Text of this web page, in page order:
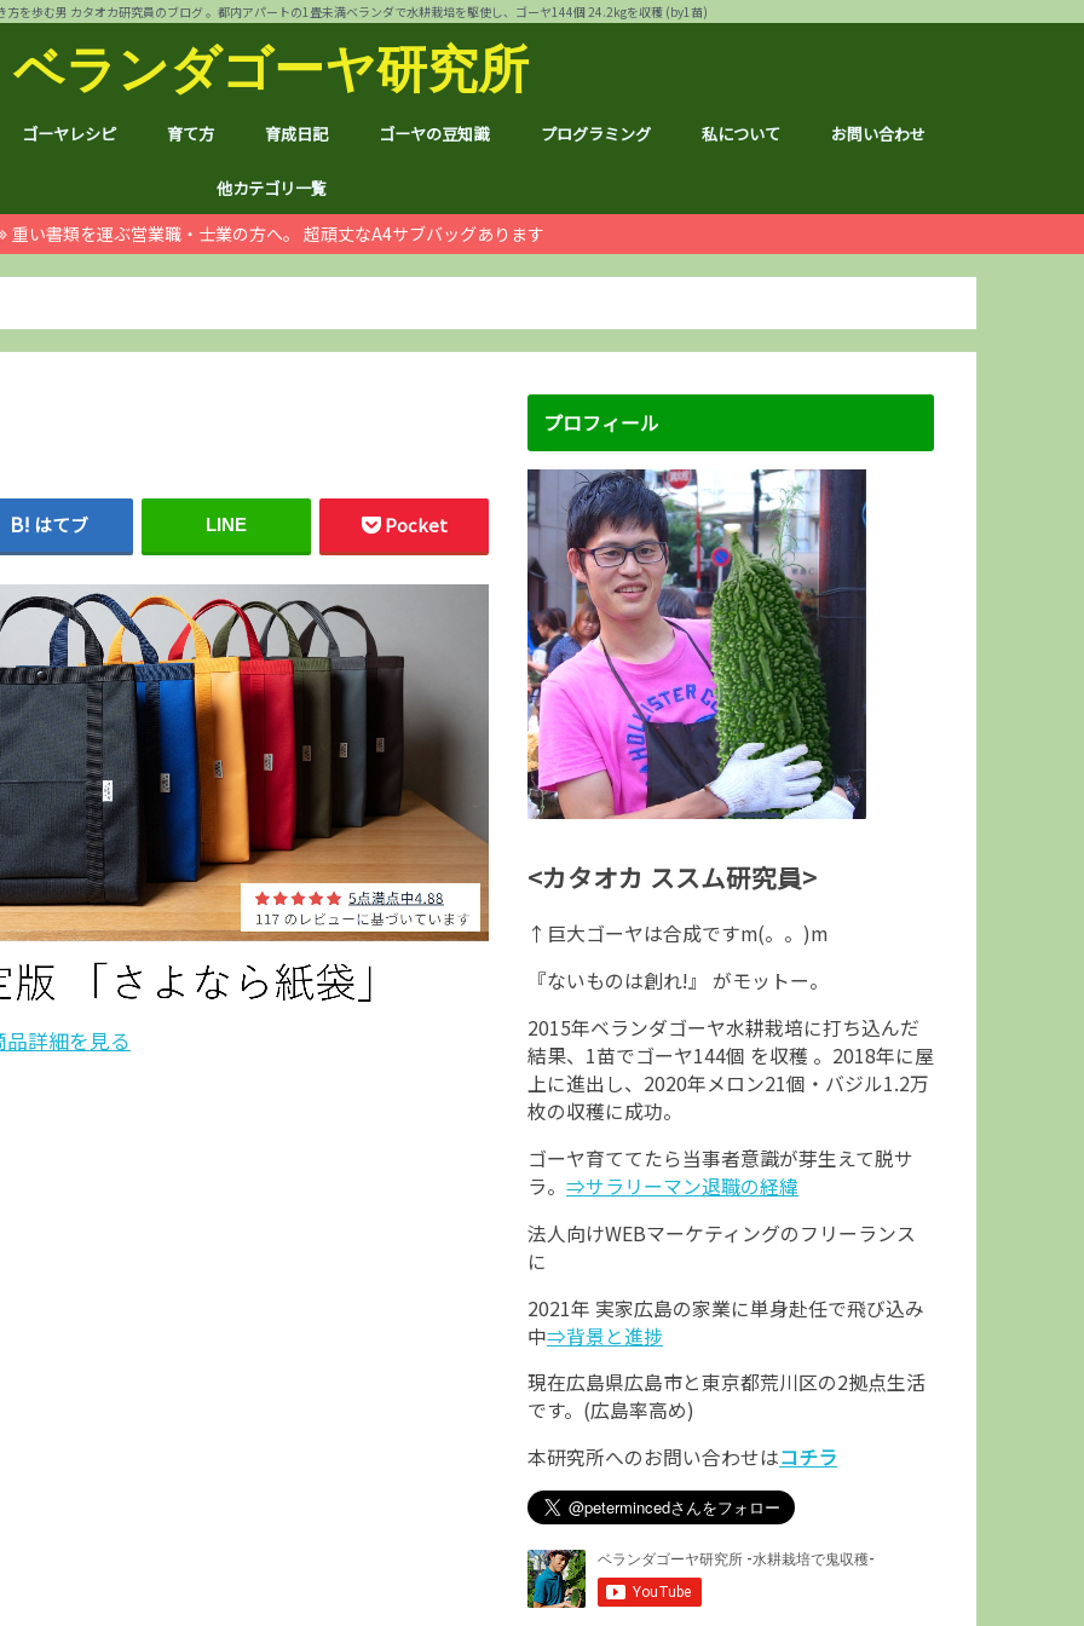
を歩む男 カタオカ研究員のブログ 。都内アパートの1畳未満ベランダで水耕栽培を駆使し、ゴーヤ144個 24.2kgを収穫 (by1苗)
ベランダゴーヤ研究所
ゴーヤレシピ 育て方
自動給水装置
ハイポニカ水耕栽培とは
ノウハウ
育成日記
ほんわか
日常
月例報告
収支決算
ゴーヤの豆知識 プログラミング 私について お問い合わせ
他カテゴリ一覧
ゴジラ
空き家
PC・スマホ
シャープ
ドローン
ブログ運営 月次運営報告
ノウハウ
ブロフェス
ムダ知識 顔ハメ
お宝記事
サカナクション
ハンドメイド
マラソン 上野の森ハーフマラソン
荒川リバーサイドマラソン
久喜マラソン
体幹トレーニング
RX100
子育て
#地域ブログ 地元広島のこと
北区のこと
荒川区のこと
台東区のこと
茨城のこと
京都のこと
グルメ
株式投資・お金 個別銘柄分析
株主総会レポ
株主優待
雑貨屋ブルドッグ
仮想通貨
本多静六
お得な節約情報
ふるさと納税
重い書類を運ぶ営業職・士業の方へ。 超頑丈なA4サブバッグあります
はてブ LINE Pocket
詳細を見る
プロフィール
<カタオカ ススム研究員>
↑巨大ゴーヤは合成ですm(。。)m
『ないものは創れ!』 がモットー。
2015年ベランダゴーヤ水耕栽培に打ち込んだ
結果、1苗でゴーヤ144個 を収穫 。2018年に屋
上に進出し、2020年メロン21個・バジル1.2万
枚の収穫に成功。
ゴーヤ育ててたら当事者意識が芽生えて脱サ
ラ。 ⇒サラリーマン退職の経緯
法人向けWEBマーケティングのフリーランス
に
2021年 実家広島の家業に単身赴任で飛び込み
中⇒背景と進捗
現在広島県広島市と東京都荒川区の2拠点生活
です。(広島率高め)
本研究所へのお問い合わせはコチラ